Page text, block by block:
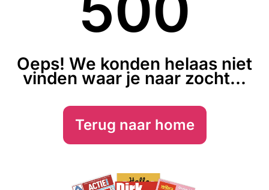
Oeps! We konden helaas niet
vinden waar je naar zocht...
Terug naar home